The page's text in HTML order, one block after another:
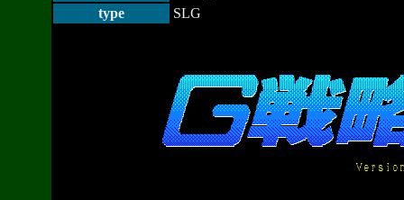
type
SLG